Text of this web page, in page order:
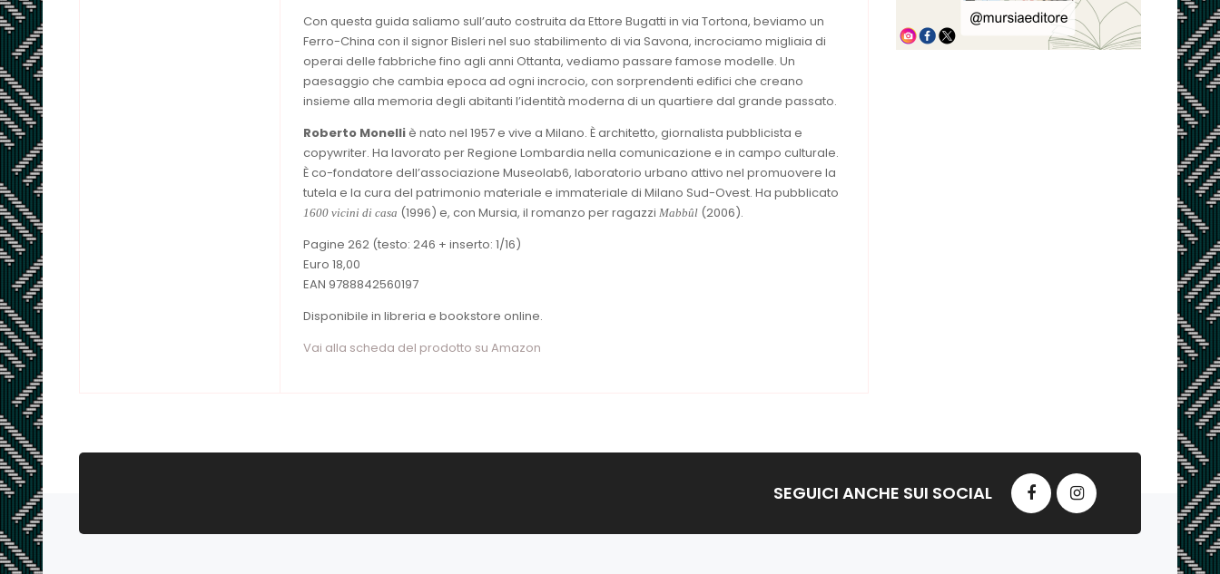
Con questa guida saliamo sull’auto costruita da Ettore Bugatti in via Tortona, beviamo un
Ferro-China con il signor Bisleri nel suo stabilimento di via Savona, incrociamo migliaia di
operai delle fabbriche fino agli anni Ottanta, vediamo passare famose modelle. Un
paesaggio che cambia epoca ad ogni incrocio, con sorprendenti edifici che creano
insieme alla memoria degli abitanti l’identità moderna di un quartiere dal grande passato.
Roberto Monelliè nato nel 1957 e vive a Milano. È architetto, giornalista pubblicista e
copywriter. Ha lavorato per Regione Lombardia nella comunicazione e in campo culturale.
È co-fondatore dell’associazione Museolab6, laboratorio urbano attivo nel promuovere la
tutela e la cura del patrimonio materiale e immateriale di Milano Sud-Ovest. Ha pubblicato
1600 vicini di casa (1996) e, con Mursia, il romanzo per ragazzi Mabbûl (2006).
Pagine 262 (testo: 246 + inserto: 1/16)
Euro 18,00
EAN 9788842560197
Disponibile in libreria e bookstore online.
Vai alla scheda del prodotto su Amazon
SEGUICI ANCHE SUI SOCIAL